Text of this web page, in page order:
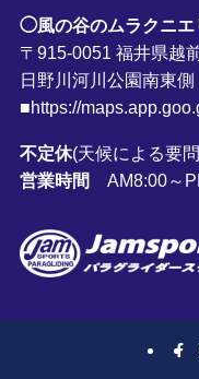
◯風の谷のムラクニエ
〒915-0051 福井県越
日野川河川公園南東側
■https://
不定休(天候による要
営業時間
AM8:00～